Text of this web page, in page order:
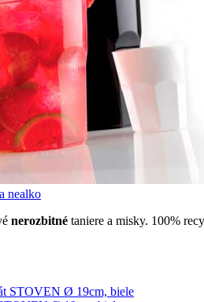
nealko
nerozbitné taniere a misky. 100%